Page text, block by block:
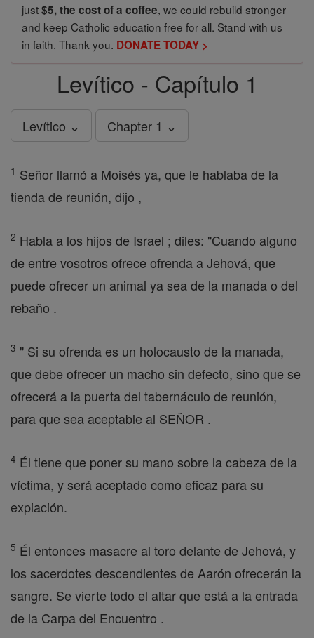
just$5, the cost of a coffee, we could rebuild stronger
and keep Catholic education free for all. Stand with us
in faith. Thank you. DONATE TODAY >
Levítico - Capítulo 1
Levítico ⌄ Chapter 1 ⌄
1 Señor llamó a Moisés ya, que le hablaba de la
tienda de reunión, dijo ,
2 Habla a los hijos de Israel ; diles: "Cuando alguno
de entre vosotros ofrece ofrenda a Jehová, que
puede ofrecer un animal ya sea de la manada o del
rebaño .
3 " Si su ofrenda es un holocausto de la manada,
que debe ofrecer un macho sin defecto, sino que se
ofrecerá a la puerta del tabernáculo de reunión,
para que sea aceptable al SEÑOR .
4 Él tiene que poner su mano sobre la cabeza de la
víctima, y será aceptado como eficaz para su
expiación.
5 Él entonces masacre al toro delante de Jehová, y
los sacerdotes descendientes de Aarón ofrecerán la
sangre. Se vierte todo el altar que está a la entrada
de la Carpa del Encuentro .